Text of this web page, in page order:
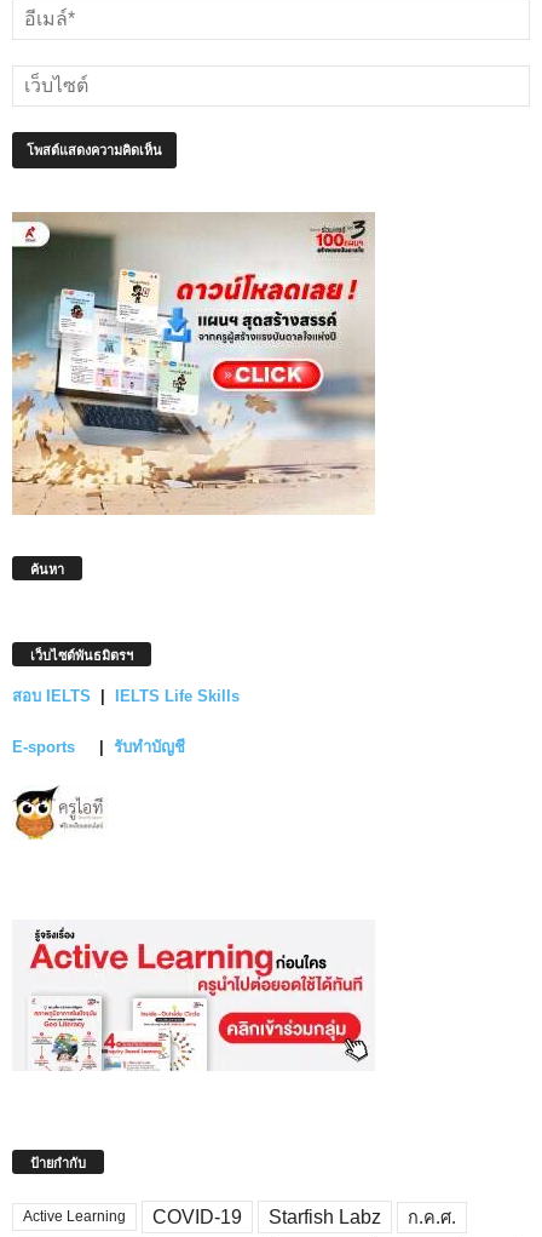
ค้นหา
เว็บไซต์พันธมิตรฯ
สอบ IELTS | IELTS Life Skills
E-sports | รับทำบัญชี
ป้ายกำกับ
Active Learning COVID-19 Starfish Labz ก.ค.ศ.